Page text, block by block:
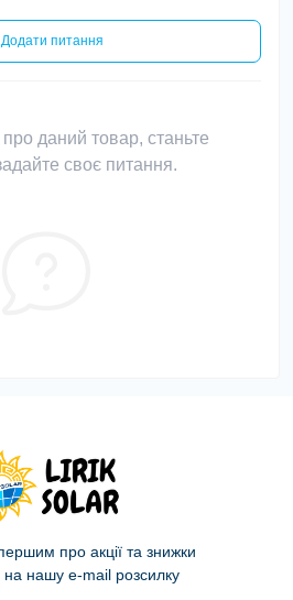
питання
даний товар, станьте
своє питання.
про акції та знижки
на нашу e-mail розсилку